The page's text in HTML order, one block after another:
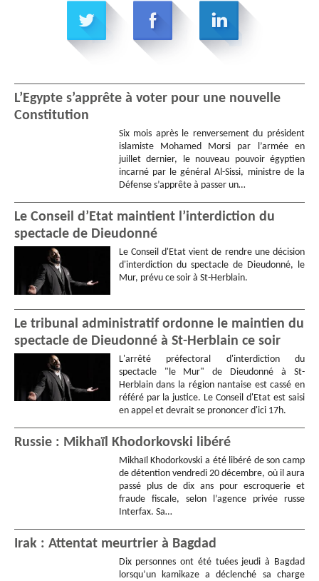
L’Egypte s’apprête à voter pour une nouvelle
Constitution
Six mois après le renversement du président
islamiste Mohamed Morsi par l’armée en
juillet dernier, le nouveau pouvoir égyptien
incarné par le général Al-Sissi, ministre de la
Défense s’apprête à passer un…
Le Conseil d’Etat maintient l’interdiction du
spectacle de Dieudonné
Le Conseil d'Etat vient de rendre une décision
d'interdiction du spectacle de Dieudonné, le
Mur, prévu ce soir à St-Herblain.
Le tribunal administratif ordonne le maintien du
spectacle de Dieudonné à St-Herblain ce soir
L'arrêté préfectoral d'interdiction du
spectacle "le Mur" de Dieudonné à St-
Herblain dans la région nantaise est cassé en
référé par la justice. Le Conseil d'Etat est saisi
en appel et devrait se prononcer d'ici 17h.
Russie : Mikhaïl Khodorkovski libéré
Mikhaïl Khodorkovski a été libéré de son camp
de détention vendredi 20 décembre, où il aura
passé plus de dix ans pour escroquerie et
fraude fiscale, selon l’agence privée russe
Interfax. Sa…
Irak : Attentat meurtrier à Bagdad
Dix personnes ont été tuées jeudi à Bagdad
lorsqu’un kamikaze a déclenché sa charge